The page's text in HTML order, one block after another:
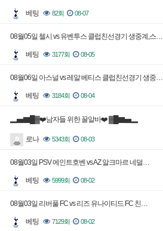
베팅 82회 08-07
08월05일 첼시 vs 유벤투스 클럽친선경기 생중계,스…
베팅 3177회 08-05
08월06일 아스널 vs 레알 베티스 클럽친선경기 생중…
베팅 3184회 08-04
▂▅▇█▓❤️남자들 위한 꿀알바❤️ ▓█▇▅▂
로나 5343회 08-03
08월03일 PSV 에인트호벤 vs AZ 알크마르 네덜…
베팅 5999회 08-02
08월03일 리버풀 FC vs 리즈 유나이티드 FC 친…
베팅 7129회 08-02